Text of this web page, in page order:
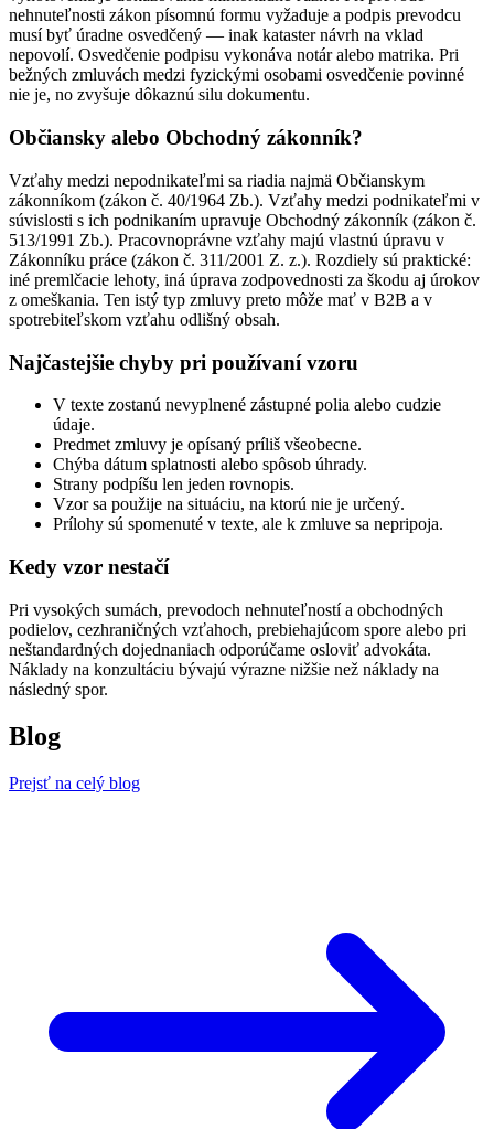
nehnuteľnosti zákon písomnú formu vyžaduje a podpis prevodcu
musí byť úradne osvedčený — inak kataster návrh na vklad
nepovolí. Osvedčenie podpisu vykonáva notár alebo matrika. Pri
bežných zmluvách medzi fyzickými osobami osvedčenie povinné
nie je, no zvyšuje dôkaznú silu dokumentu.
Občiansky alebo Obchodný zákonník?
Vzťahy medzi nepodnikateľmi sa riadia najmä Občianskym
zákonníkom (zákon č. 40/1964 Zb.). Vzťahy medzi podnikateľmi v
súvislosti s ich podnikaním upravuje Obchodný zákonník (zákon č.
513/1991 Zb.). Pracovnoprávne vzťahy majú vlastnú úpravu v
Zákonníku práce (zákon č. 311/2001 Z. z.). Rozdiely sú praktické:
iné premlčacie lehoty, iná úprava zodpovednosti za škodu aj úrokov
z omeškania. Ten istý typ zmluvy preto môže mať v B2B a v
spotrebiteľskom vzťahu odlišný obsah.
Najčastejšie chyby pri používaní vzoru
V texte zostanú nevyplnené zástupné polia alebo cudzie
údaje.
Predmet zmluvy je opísaný príliš všeobecne.
Chýba dátum splatnosti alebo spôsob úhrady.
Strany podpíšu len jeden rovnopis.
Vzor sa použije na situáciu, na ktorú nie je určený.
Prílohy sú spomenuté v texte, ale k zmluve sa nepripoja.
Kedy vzor nestačí
Pri vysokých sumách, prevodoch nehnuteľností a obchodných
podielov, cezhraničných vzťahoch, prebiehajúcom spore alebo pri
neštandardných dojednaniach odporúčame osloviť advokáta.
Náklady na konzultáciu bývajú výrazne nižšie než náklady na
následný spor.
Blog
Prejsť na celý blog